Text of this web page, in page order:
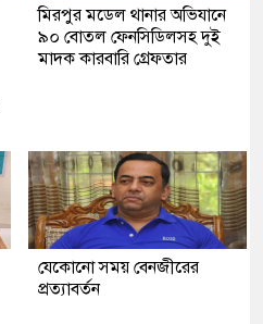
মিরপুর মডেল থানার অভিযানে
৯০ বোতল ফেনসিডিলসহ দুই
মাদক কারবারি গ্রেফতার
যেকোনো সময় বেনজীরের
প্রত্যাবর্তন